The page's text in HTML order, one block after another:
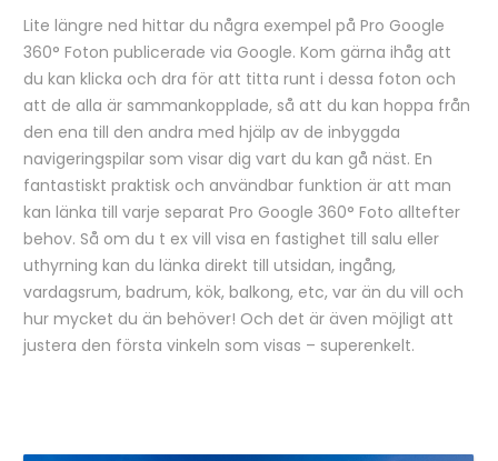
Lite längre ned hittar du några exempel på Pro Google
360° Foton publicerade via Google. Kom gärna ihåg att
du kan klicka och dra för att titta runt i dessa foton och
att de alla är sammankopplade, så att du kan hoppa från
den ena till den andra med hjälp av de inbyggda
navigeringspilar som visar dig vart du kan gå näst. En
fantastiskt praktisk och användbar funktion är att man
kan länka till varje separat Pro Google 360° Foto alltefter
behov. Så om du t ex vill visa en fastighet till salu eller
uthyrning kan du länka direkt till utsidan, ingång,
vardagsrum, badrum, kök, balkong, etc, var än du vill och
hur mycket du än behöver! Och det är även möjligt att
justera den första vinkeln som visas – superenkelt.